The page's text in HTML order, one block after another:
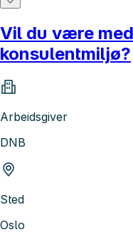
Vil du være
konsulentmiljø?
Arbeidsgiver
DNB
Sted
Oslo